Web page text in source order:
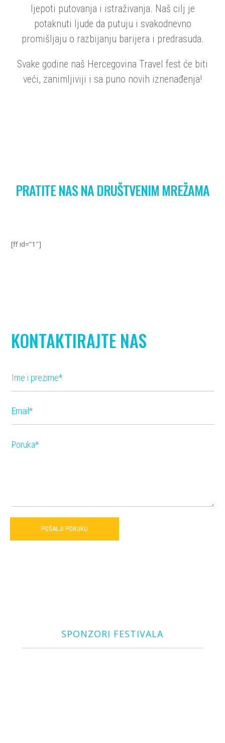
ljepoti putovanja i istraživanja. Naš cilj je
potaknuti ljude da putuju i svakodnevno
promišljaju o razbijanju barijera i predrasuda.
Svake godine naš Hercegovina Travel fest će biti
veći, zanimljiviji i sa puno novih iznenađenja!
PRATITE NAS NA DRUŠTVENIM MREŽAMA
[ff id=”1″]
KONTAKTIRAJTE NAS
POŠALJI PORUKU
SPONZORI FESTIVALA